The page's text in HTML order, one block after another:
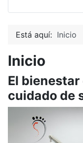
Está aquí: Inicio
Inicio
El
cuidado de